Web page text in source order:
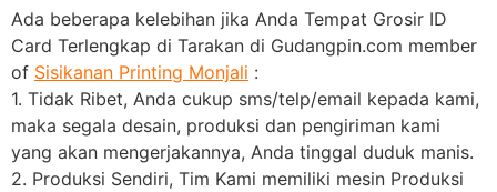
Ada beberapa kelebihan jika Anda Tempat Grosir ID
Card Terlengkap di Tarakan di Gudangpin.com member
of Sisikanan Printing Monjali :
1. Tidak Ribet, Anda cukup sms/telp/email kepada kami,
maka segala desain, produksi dan pengiriman kami
yang akan mengerjakannya, Anda tinggal duduk manis.
2. Produksi Sendiri, Tim Kami memiliki mesin Produksi